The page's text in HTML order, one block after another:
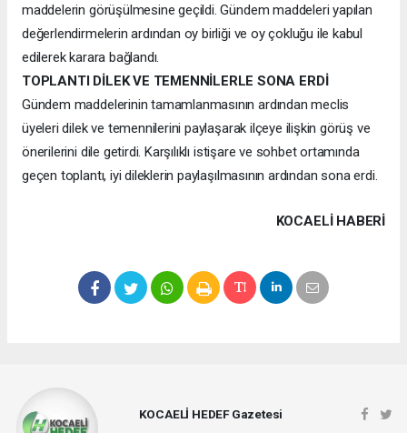
maddelerin görüşülmesine geçildi. Gündem maddeleri yapılan
değerlendirmelerin ardından oy birliği ve oy çokluğu ile kabul
edilerek karara bağlandı.
TOPLANTI DİLEK VE TEMENNİLERLE SONA ERDİ
Gündem maddelerinin tamamlanmasının ardından meclis
üyeleri dilek ve temennilerini paylaşarak ilçeye ilişkin görüş ve
önerilerini dile getirdi. Karşılıklı istişare ve sohbet ortamında
geçen toplantı, iyi dileklerin paylaşılmasının ardından sona erdi.
KOCAELI HABERİ
KOCAELİ HEDEF Gazetesi